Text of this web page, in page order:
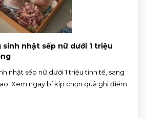
sinh nhật sếp nữ dưới 1 triệu
nhật sếp nữ dưới 1 triệu tinh tế, sang
Xem ngay bí kíp chọn quà ghi điểm